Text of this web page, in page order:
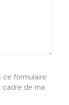
ce formulaire
cadre de ma